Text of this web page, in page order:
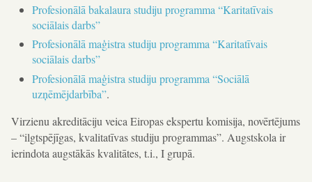
Profesionālā bakalaura studiju programma “Karitatīvais
sociālais darbs”
Profesionālā maģistra studiju programma “Karitatīvais
sociālais darbs”
Profesionālā maģistra studiju programma “Sociālā
uzņēmējdarbība”.
Virzienu akreditāciju veica Eiropas ekspertu komisija, novērtējums
– “ilgtspējīgas, kvalitatīvas studiju programmas”. Augstskola ir
ierindota augstākās kvalitātes, t.i., I grupā.